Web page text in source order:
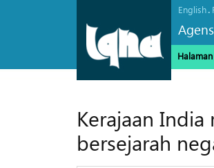
English.
Kerajaan
bersejarah